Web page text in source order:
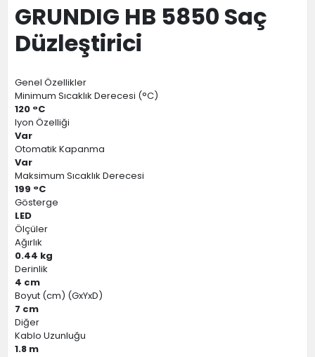
GRUNDIG HB 5850 Saç
Düzleştirici
Genel Özellikler
Minimum Sıcaklık Derecesi (°C)
120 °C
Iyon Özelliği
Var
Otomatik Kapanma
Var
Maksimum Sıcaklık Derecesi
199 °C
Gösterge
LED
Ölçüler
Ağırlık
0.44 kg
Derinlik
4 cm
Boyut (cm) (GxYxD)
7 cm
Diğer
Kablo Uzunluğu
1.8 m